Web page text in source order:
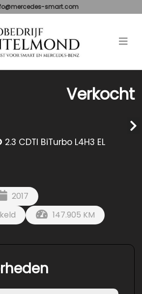
smart.com
Verkocht
2.3 CDTI BiTurbo L4H3 EL
2017
147.905 KM